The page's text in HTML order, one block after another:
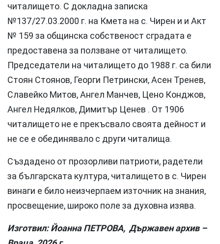
читалището. С докладна записка
№137/27.03.2000 г. на Кмета на с. Чирен и и Акт
№ 159 за общинска собственост сградата е
предоставена за ползване от читалището.
Председатели на читалището до 1988 г. са били
Стоян Стоянов, Георги Петрински, Асен Тренев,
Славейко Митов, Ангел Манчев, Цено Конджов,
Ангел Недялков, Димитър Ценев . От 1906
читалището не е прекъсвало своята дейност и
не се е обединявало с други читалища.
Създадено от прозорливи патриоти, радетели
за българската култура, читалището в с. Чирен
винаги е било неизчерпаем източник на знания,
просвещение, широко поле за духовна изява.
Изготвил: Йоанна ПЕТРОВА, Държавен архив –